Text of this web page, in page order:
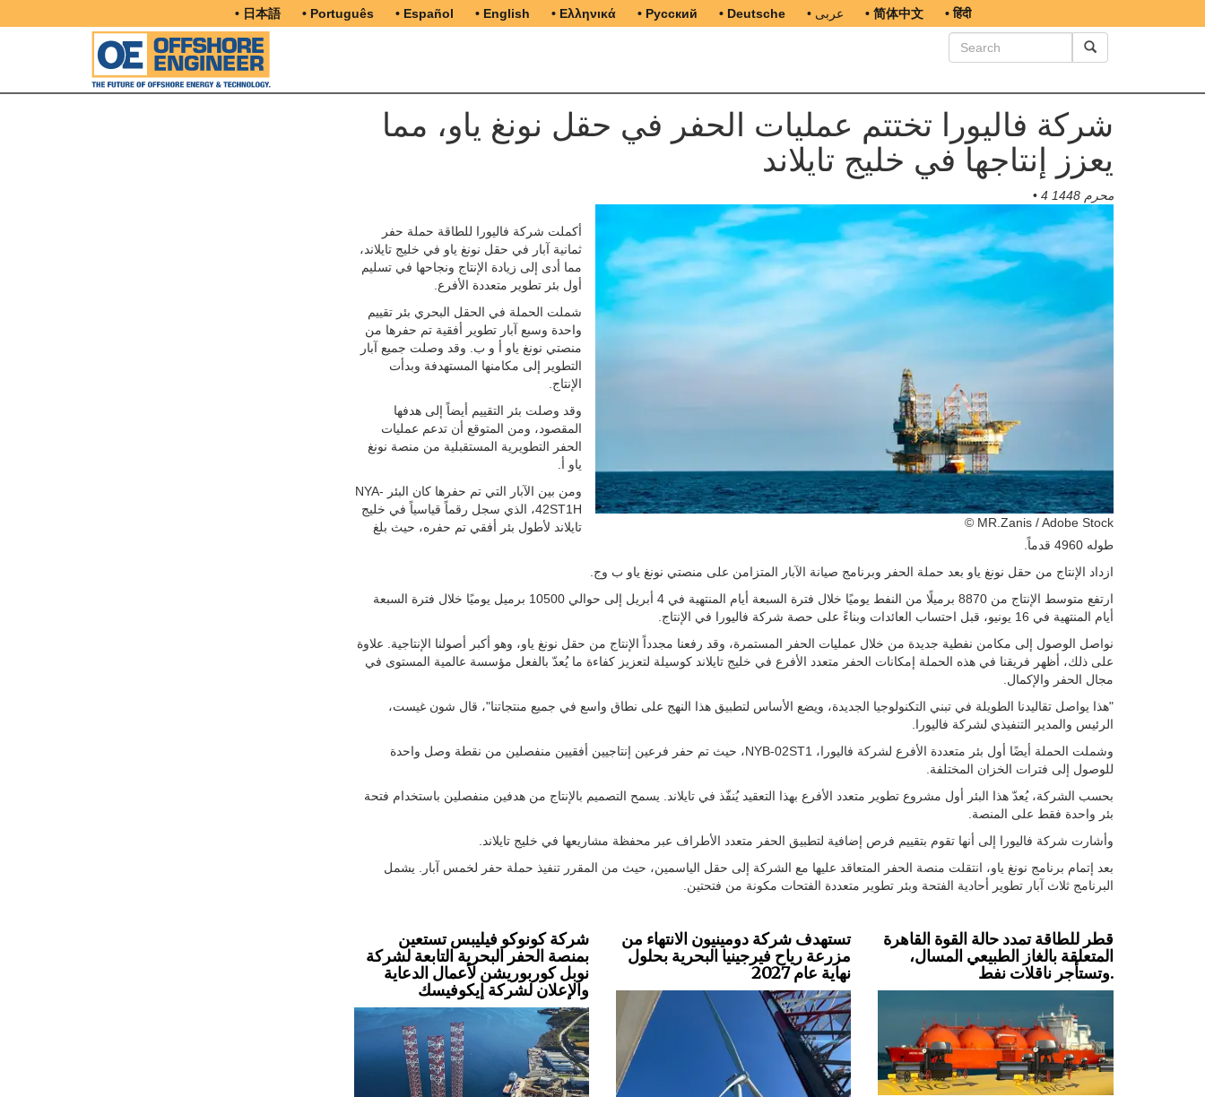
• 日本語 • Português • Español • English • Ελληνικά • Русский • Deutsche • عربى • 简体中文 • हिंदी
شركة فاليورا تختتم عمليات الحفر في حقل نونغ ياو، مما
يعزز إنتاجها في خليج تايلاند
• 4 محرم 1448
© MR.Zanis / Adobe Stock
أكملت شركة فاليورا للطاقة حملة حفر
ثمانية آبار في حقل نونغ ياو في خليج تايلاند،
مما أدى إلى زيادة الإنتاج ونجاحها في تسليم
أول بئر تطوير متعددة الأفرع.
شملت الحملة في الحقل البحري بئر تقييم
واحدة وسبع آبار تطوير أفقية تم حفرها من
منصتي نونغ ياو أ و ب. وقد وصلت جميع آبار
التطوير إلى مكامنها المستهدفة وبدأت
الإنتاج.
وقد وصلت بئر التقييم أيضاً إلى هدفها
المقصود، ومن المتوقع أن تدعم عمليات
الحفر التطويرية المستقبلية من منصة نونغ
ياو أ.
ومن بين الآبار التي تم حفرها كان البئر NYA-
42ST1H، الذي سجل رقماً قياسياً في خليج
تايلاند لأطول بئر أفقي تم حفره، حيث بلغ
طوله 4960 قدماً.
ازداد الإنتاج من حقل نونغ ياو بعد حملة الحفر وبرنامج صيانة الآبار المتزامن على منصتي نونغ ياو ب وج.
ارتفع متوسط الإنتاج من 8870 برميلًا من النفط يوميًا خلال فترة السبعة أيام المنتهية في 4 أبريل إلى حوالي 10500 برميل يوميًا خلال فترة السبعة
أيام المنتهية في 16 يونيو، قبل احتساب العائدات وبناءً على حصة شركة فاليورا في الإنتاج.
نواصل الوصول إلى مكامن نفطية جديدة من خلال عمليات الحفر المستمرة، وقد رفعنا مجدداً الإنتاج من حقل نونغ ياو، وهو أكبر أصولنا الإنتاجية. علاوة
على ذلك، أظهر فريقنا في هذه الحملة إمكانات الحفر متعدد الأفرع في خليج تايلاند كوسيلة لتعزيز كفاءة ما يُعدّ بالفعل مؤسسة عالمية المستوى في
مجال الحفر والإكمال.
"هذا يواصل تقاليدنا الطويلة في تبني التكنولوجيا الجديدة، ويضع الأساس لتطبيق هذا النهج على نطاق واسع في جميع منتجاتنا"، قال شون غيست،
الرئيس والمدير التنفيذي لشركة فاليورا.
وشملت الحملة أيضًا أول بئر متعددة الأفرع لشركة فاليورا، NYB-02ST1، حيث تم حفر فرعين إنتاجيين أفقيين منفصلين من نقطة وصل واحدة
للوصول إلى فترات الخزان المختلفة.
بحسب الشركة، يُعدّ هذا البئر أول مشروع تطوير متعدد الأفرع بهذا التعقيد يُنفّذ في تايلاند. يسمح التصميم بالإنتاج من هدفين منفصلين باستخدام فتحة
بئر واحدة فقط على المنصة.
وأشارت شركة فاليورا إلى أنها تقوم بتقييم فرص إضافية لتطبيق الحفر متعدد الأطراف عبر محفظة مشاريعها في خليج تايلاند.
بعد إتمام برنامج نونغ ياو، انتقلت منصة الحفر المتعاقد عليها مع الشركة إلى حقل الياسمين، حيث من المقرر تنفيذ حملة حفر لخمس آبار. يشمل
البرنامج ثلاث آبار تطوير أحادية الفتحة وبئر تطوير متعددة الفتحات مكونة من فتحتين.
شركة كونوكو فيليبس تستعين
بمنصة الحفر البحرية التابعة لشركة
نوبل كوربوريشن لأعمال الدعاية
والإعلان لشركة إيكوفيسك
تستهدف شركة دومينيون الانتهاء من
مزرعة رياح فيرجينيا البحرية بحلول
نهاية عام 2027
قطر للطاقة تمدد حالة القوة القاهرة
المتعلقة بالغاز الطبيعي المسال،
وتستأجر ناقلات نفط.